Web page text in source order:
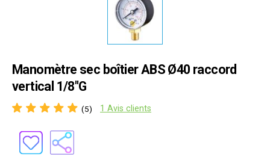
Manomètre sec boîtier ABS Ø40 raccord
vertical 1/8"G
(5) 1 Avis clients